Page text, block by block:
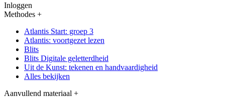
Inloggen
Methodes +
Atlantis Start: groep 3
Atlantis: voortgezet lezen
Blits
Blits Digitale geletterdheid
Uit de Kunst: tekenen en handvaardigheid
Alles bekijken
Aanvullend materiaal +